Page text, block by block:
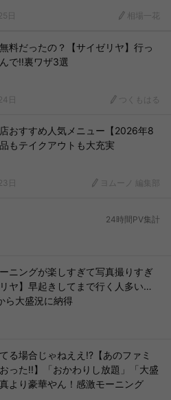
日 相場一花
料だったの？【サイゼリヤ】行っ
で!!裏ワザ3選
日 つくもはる
おすすめ人気メニュー【2026年8
もテイクアウトも大充実
日 ヨムーノ 編集部
24時間PV集計
ニングが楽しすぎて写真撮りすぎ
ヤ】早起きしてまで行く人多い…
ら大盛況に納得
る場合じゃねええ!?【あのファミ
った!!】「おかわりし放題」「大盛
より豪華やん！感激モーニング